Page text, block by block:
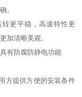
。
更平稳，高速特性更
加清晰美观。
有防腐防静电功能
方提供方便的安装条件